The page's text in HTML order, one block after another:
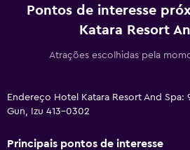
Pontos de interesse
Katara Resort
Atrações escolhidas pela
Endereço Hotel Katara Resort And Spa:
Gun, Izu 413-0302
Principais pontos de interesse